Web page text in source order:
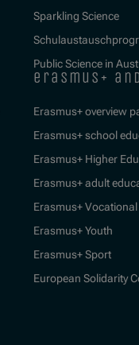
Sparkling Science
Public Science in
erasmus+
Erasmus+ overview
Erasmus+ school
Erasmus+ Higher
Erasmus+ adult
Erasmus+
Erasmus+ Youth
Erasmus+ Sport
European Solidarity